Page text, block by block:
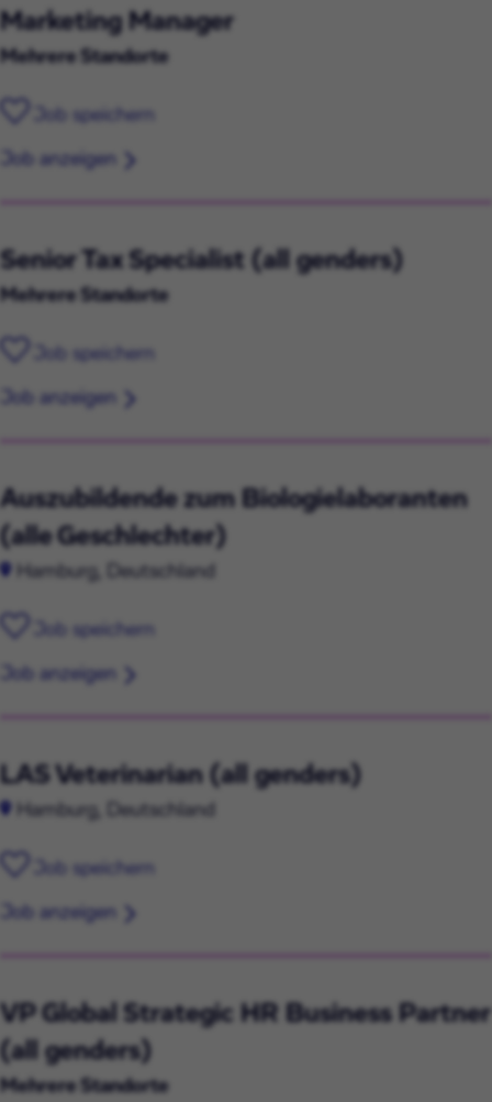
Marketing Manager
Mehrere Standorte
Job speichern
Job anzeigen
Senior Tax Specialist (all genders)
Mehrere Standorte
Job speichern
Job anzeigen
Auszubildende zum Biologielaboranten
(alle Geschlechter)
Hamburg, Deutschland
Job speichern
Job anzeigen
LAS Veterinarian (all genders)
Hamburg, Deutschland
Job speichern
Job anzeigen
VP Global Strategic HR Business Partner
(all genders)
Mehrere Standorte